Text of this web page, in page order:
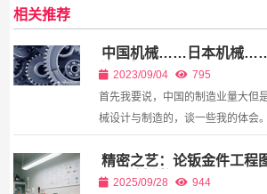
相关推荐
中国机械……日本机械
差距在哪里？
2023/09/04
795
首先我要说，中国的制造业量大但
械设计与制造的，谈一些我的体会
械"机械越老越吃香"，其实他们不
精密之艺：论钣金件工程
与公差哲学
2025/09/28
944